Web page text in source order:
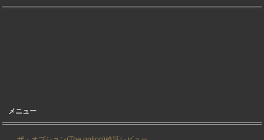
メニュー